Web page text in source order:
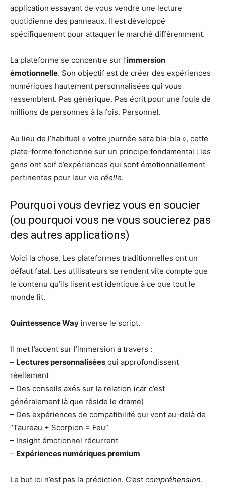
application essayant de vous vendre une lecture
quotidienne des panneaux. Il est développé
spécifiquement pour attaquer le marché différemment.
La plateforme se concentre sur l’immersion
émotionnelle. Son objectif est de créer des expériences
numériques hautement personnalisées qui vous
ressemblent. Pas générique. Pas écrit pour une foule de
millions de personnes à la fois. Personnel.
Au lieu de l’habituel « votre journée sera bla-bla », cette
plate-forme fonctionne sur un principe fondamental : les
gens ont soif d’expériences qui sont émotionnellement
pertinentes pour leur vie réelle.
Pourquoi vous devriez vous en soucier
(ou pourquoi vous ne vous soucierez pas
des autres applications)
Voici la chose. Les plateformes traditionnelles ont un
défaut fatal. Les utilisateurs se rendent vite compte que
le contenu qu’ils lisent est identique à ce que tout le
monde lit.
Quintessence Way inverse le script.
Il met l’accent sur l’immersion à travers :
– Lectures personnalisées qui approfondissent
réellement
– Des conseils axés sur la relation (car c’est
généralement là que réside le drame)
– Des expériences de compatibilité qui vont au-delà de
“Taureau + Scorpion = Feu”
– Insight émotionnel récurrent
– Expériences numériques premium
Le but ici n’est pas la prédiction. C’est compréhension.